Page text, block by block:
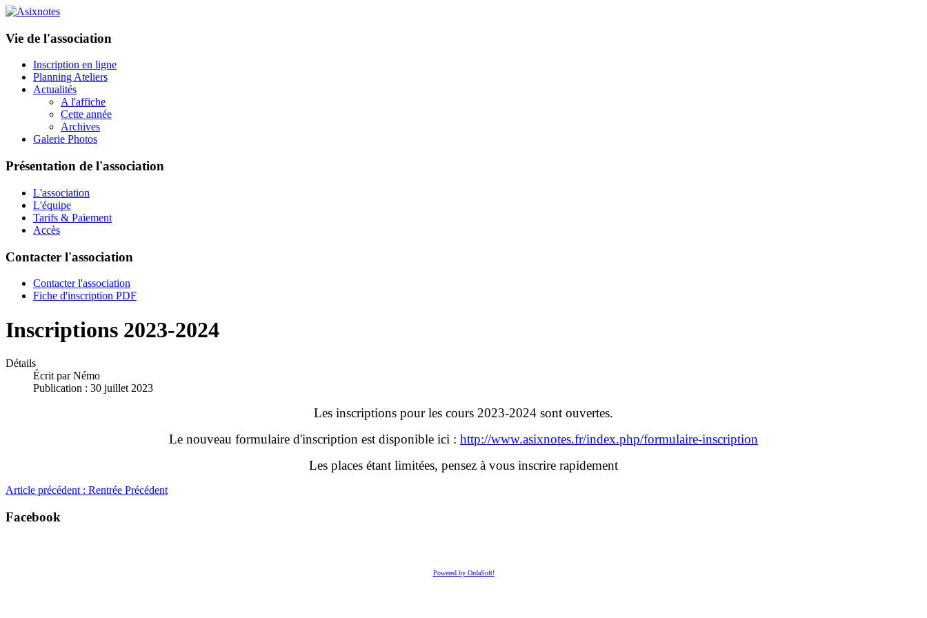
Vie de l'association
Inscription en ligne
Planning Ateliers
Actualités
A l'affiche
Cette année
Archives
Galerie Photos
Présentation de l'association
L'association
L'équipe
Tarifs & Paiement
Accès
Contacter l'association
Contacter l'association
Fiche d'inscription PDF
Inscriptions 2023-2024
Détails
Écrit parNémo
Publication : 30 juillet 2023
Les inscriptions pour les cours 2023-2024 sont ouvertes.
Le nouveau formulaire d'inscription est disponible ici : http://www.asixnotes.fr/index.php/formulaire-inscription
Les places étant limitées, pensez à vous inscrire rapidement
Article précédent : Rentrée Précédent
Facebook
Powered by OrdaSoft!